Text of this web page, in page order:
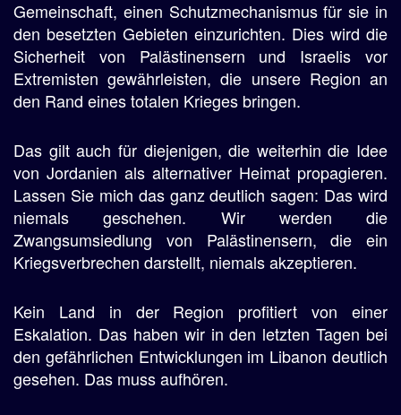
Gemeinschaft, einen Schutzmechanismus für sie in
den besetzten Gebieten einzurichten. Dies wird die
Sicherheit von Palästinensern und Israelis vor
Extremisten gewährleisten, die unsere Region an
den Rand eines totalen Krieges bringen.
Das gilt auch für diejenigen, die weiterhin die Idee
von Jordanien als alternativer Heimat propagieren.
Lassen Sie mich das ganz deutlich sagen: Das wird
niemals geschehen. Wir werden die
Zwangsumsiedlung von Palästinensern, die ein
Kriegsverbrechen darstellt, niemals akzeptieren.
Kein Land in der Region profitiert von einer
Eskalation. Das haben wir in den letzten Tagen bei
den gefährlichen Entwicklungen im Libanon deutlich
gesehen. Das muss aufhören.